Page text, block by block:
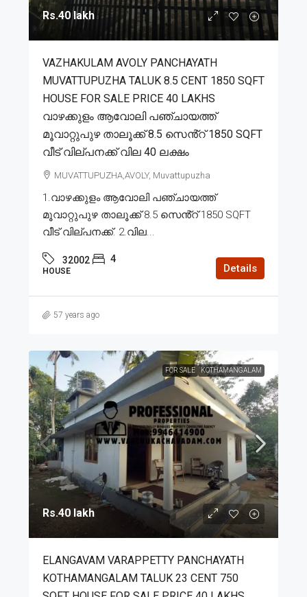
Rs.40 lakh
VAZHAKULAM AVOLY PANCHAYATH
MUVATTUPUZHA TALUK 8.5 CENT 1850 SQFT
HOUSE FOR SALE PRICE 40 LAKHS
വാഴക്കുളം ആവോലി പഞ്ചായത്ത്
മൂവാറ്റുപുഴ താലൂക്ക് 8.5 സെൻ്റ് 1850 SQFT
വീട് വില്പനക്ക് വില 40 ലക്ഷം
MUVATTUPUZHA,AVOLY, Muvattupuzha
1.വാഴക്കുളം ആവോലി പഞ്ചായത്ത്
മൂവാറ്റുപുഴ താലൂക്ക് 8.5 സെൻ്റ് 1850 SQFT
വീട് വില്പനക്ക്. 2.വില...
32002 4
HOUSE Details
57 years ago
FOR SALE KOTHAMANGALAM
Rs.40 lakh
ELANGAVAM VARAPPETTY PANCHAYATH
KOTHAMANGALAM TALUK 23 CENT 750